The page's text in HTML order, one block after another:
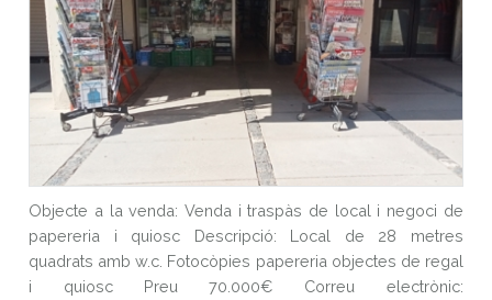
Objecte a la venda: Venda i traspàs de local i negoci de
papereria i quiosc Descripció: Local de 28 metres
quadrats amb w.c. Fotocòpies papereria objectes de regal
i quiosc Preu 70.000€ Correu electrònic: